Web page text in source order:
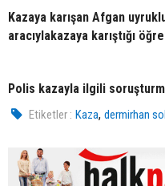
Kazaya karışan Afgan
aracıylakazaya karıştığı
Polis kazayla ilgili
Etiketler : Kaza,dermirhan